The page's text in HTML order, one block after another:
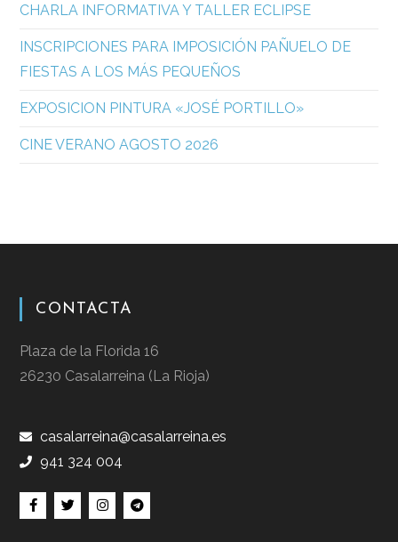
CHARLA INFORMATIVA Y TALLER ECLIPSE
INSCRIPCIONES PARA IMPOSICIÓN PAÑUELO DE
FIESTAS A LOS MÁS PEQUEÑOS
EXPOSICION PINTURA «JOSÉ PORTILLO»
CINE VERANO AGOSTO 2026
CONTACTA
Plaza de la Florida 16
26230 Casalarreina (La Rioja)
casalarreina@casalarreina.es
941 324 004